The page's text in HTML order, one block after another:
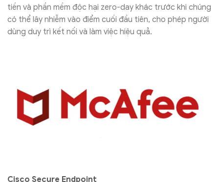
tiền và phần mềm độc hại zero-day khác trước khi chúng
có thể lây nhiễm vào điểm cuối đầu tiên, cho phép người
dùng duy trì kết nối và làm việc hiệu quả.
Cisco Secure Endpoint